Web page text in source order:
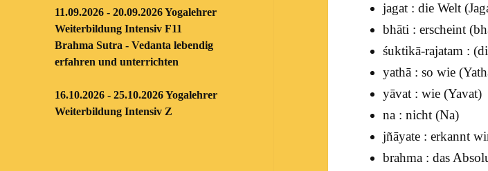
11.09.2026 - 20.09.2026 Yogalehrer
Weiterbildung Intensiv F11
Brahma Sutra - Vedanta lebendig
erfahren und unterrichten
16.10.2026 - 25.10.2026 Yogalehrer
Weiterbildung Intensiv Z
jagat : die Welt (
bhāti : erscheint (
śuktikā-rajatam :
yathā : so wie (
yāvat : wie (Yavat)
na : nicht (Na)
jñāyate : erkannt
brahma : das